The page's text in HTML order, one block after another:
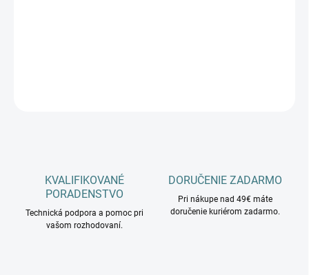
KVALIFIKOVANÉ
PORADENSTVO
Technická podpora a pomoc pri
vašom rozhodovaní.
DORUČENIE ZADARMO
Pri nákupe nad 49€ máte
doručenie kuriérom zadarmo.